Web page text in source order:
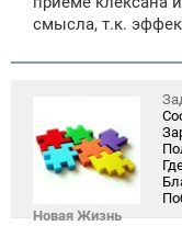
смысла, т.к.
Новая Жизнь